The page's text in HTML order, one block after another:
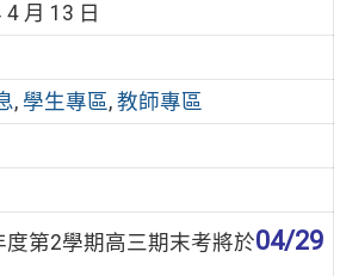
月 13 日
, 學生專區, 教師專區
度第2學期高三期末考將於04/29